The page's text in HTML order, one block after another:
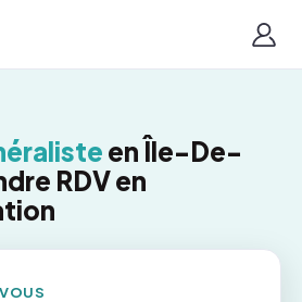
en Île-De-
RDV en